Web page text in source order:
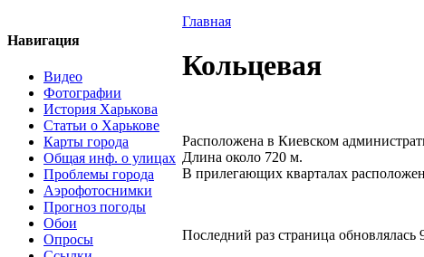
Навигация
Видео
Фотографии
История Харькова
Статьи о Харькове
Карты города
Общая инф. о улицах
Проблемы города
Аэрофотоснимки
Прогноз погоды
Обои
Опросы
Главная
Кольцевая
Расположена в Киевском
Длина около 720 м.
В прилегающих кварталах
Последний раз страница обновлялась